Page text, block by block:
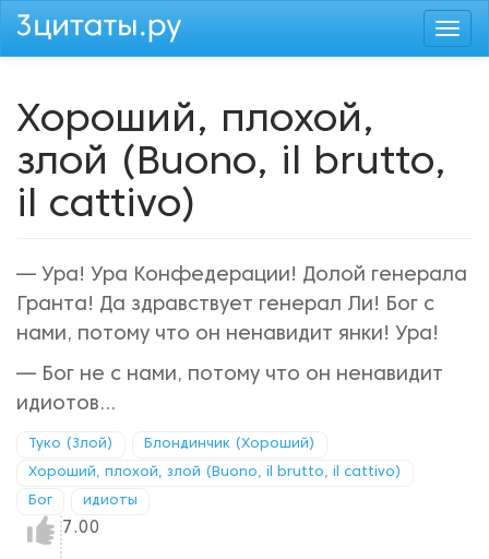
Перейти
Хороший, плохой,
злой (Buono, il brutto,
il cattivo)
— Ура! Ура Конфедерации! Долой генерала
Гранта! Да здравствует генерал Ли! Бог с
нами, потому что он ненавидит янки! Ура!
— Бог не с нами, потому что он ненавидит
идиотов...
Туко (Злой) Блондинчик (Хороший)
Хороший, плохой, злой (Buono, il brutto, il cattivo)
Бог идиоты
Нравится!
7.00